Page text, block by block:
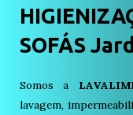
SOFÁS
Somos a
lavagem,